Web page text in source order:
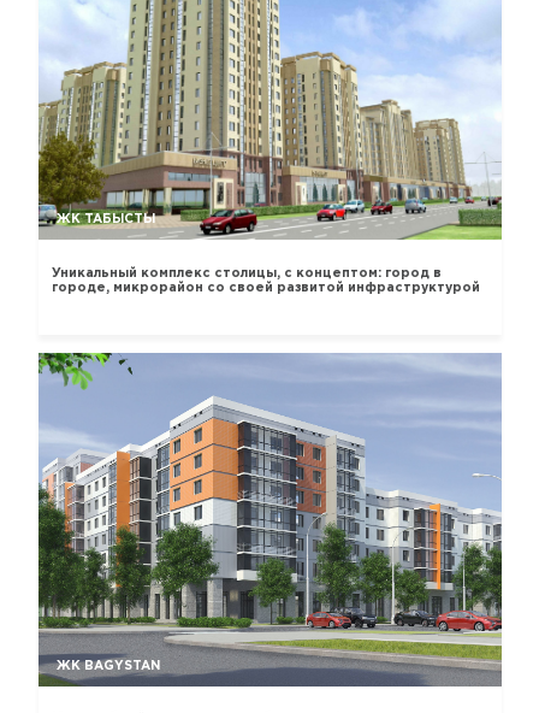
ЖК ТАБЫСТЫ
Уникальный комплекс столицы, с концептом: город в
городе, микрорайон со своей развитой инфраструктурой
ЖК BAGYSTAN